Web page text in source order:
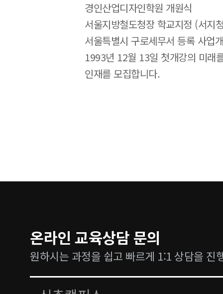
경인산업디자인학원 개원식
서울지방철도청장 학교지정 (서지
서울특별시 구로세무서 등록 사업
1993년 12월 13일 첫개강의 미래
인재를 모집합니다.
온라인 교육상담 문의
원하시는 과정을 쉽고 빠르게 1:1 상담을 진